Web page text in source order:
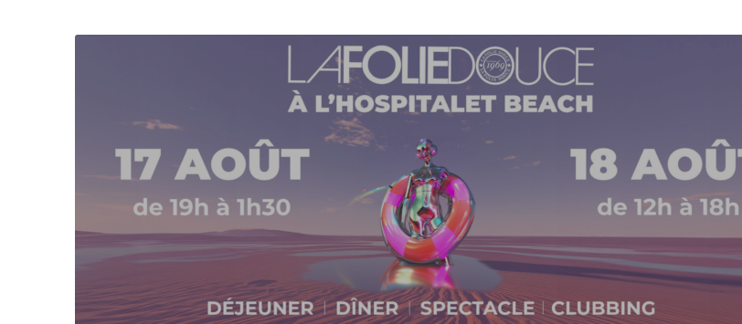
DESTIN DE FEMME
V…DE VOYAGE